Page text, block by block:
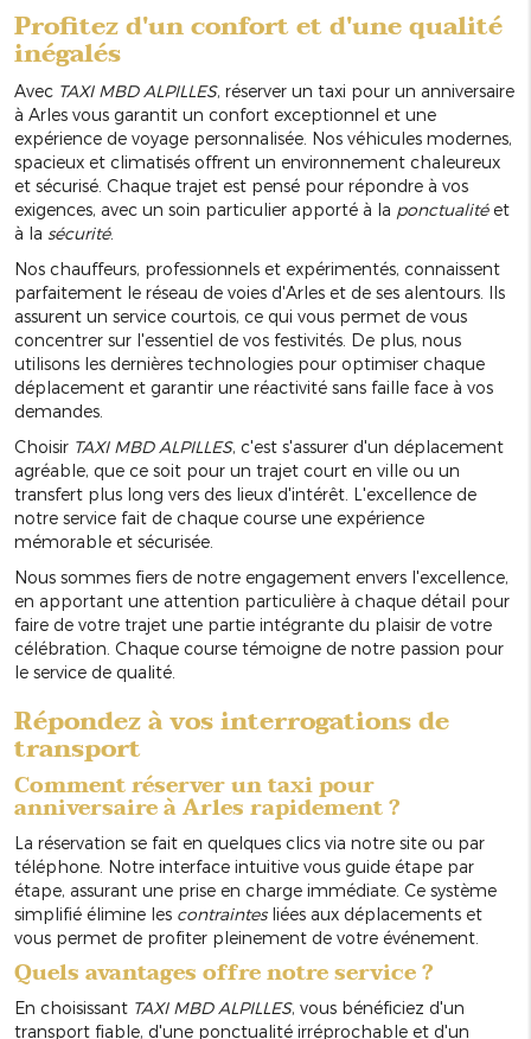
Profitez d'un confort et d'une qualité
inégalés
Avec TAXI MBD ALPILLES, réserver un taxi pour un anniversaire
à Arles vous garantit un confort exceptionnel et une
expérience de voyage personnalisée. Nos véhicules modernes,
spacieux et climatisés offrent un environnement chaleureux
et sécurisé. Chaque trajet est pensé pour répondre à vos
exigences, avec un soin particulier apporté à la ponctualitéet
à la sécurité.
Nos chauffeurs, professionnels et expérimentés, connaissent
parfaitement le réseau de voies d'Arles et de ses alentours. Ils
assurent un service courtois, ce qui vous permet de vous
concentrer sur l'essentiel de vos festivités. De plus, nous
utilisons les dernières technologies pour optimiser chaque
déplacement et garantir une réactivité sans faille face à vos
demandes.
Choisir TAXI MBD ALPILLES, c'est s'assurer d'un déplacement
agréable, que ce soit pour un trajet court en ville ou un
transfert plus long vers des lieux d'intérêt. L'excellence de
notre service fait de chaque course une expérience
mémorable et sécurisée.
Nous sommes fiers de notre engagement envers l'excellence,
en apportant une attention particulière à chaque détail pour
faire de votre trajet une partie intégrante du plaisir de votre
célébration. Chaque course témoigne de notre passion pour
le service de qualité.
Répondez à vos interrogations de
transport
Comment réserver un taxi pour
anniversaire à Arles rapidement ?
La réservation se fait en quelques clics via notre site ou par
téléphone. Notre interface intuitive vous guide étape par
étape, assurant une prise en charge immédiate. Ce système
simplifié élimine les contraintesliées aux déplacements et
vous permet de profiter pleinement de votre événement.
Quels avantages offre notre service ?
En choisissant TAXI MBD ALPILLES, vous bénéficiez d'un
transport fiable, d'une ponctualité irréprochable et d'un